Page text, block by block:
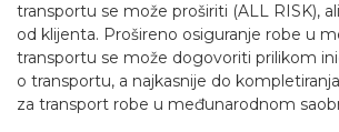
transportu se može proširiti (ALL RISK),
od klijenta. Prošireno osiguranje robe u
transportu se može dogovoriti prilikom
o transportu, a najkasnije do
za transport robe u međunarodnom